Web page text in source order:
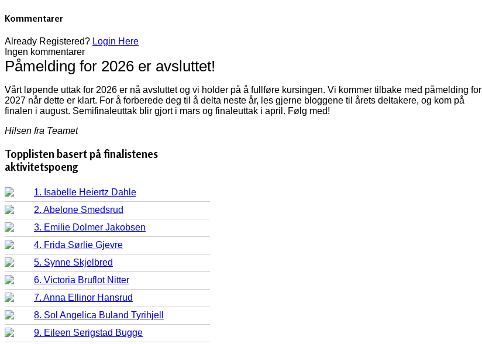
Kommentarer
Already Registered? Login Here
Ingen kommentarer
Påmelding for 2026 er avsluttet!
Vårt løpende uttak for 2026 er nå avsluttet og vi holder på å fullføre kursingen. Vi kommer tilbake med påmelding for
2027 når dette er klart. For å forberede deg til å delta neste år, les gjerne bloggene til årets deltakere, og kom på
finalen i august. Semifinaleuttak blir gjort i mars og finaleuttak i april. Følg med!
Hilsen fra Teamet
Topplisten basert på finalistenes
aktivitetspoeng
1. Isabelle Heiertz Dahle
2. Abelone Smedsrud
3. Emilie Dolmer Jakobsen
4. Frida Sørlie Gjevre
5. Synne Skjelbred
6. Victoria Bruflot Nitter
7. Anna Ellinor Hansrud
8. Sol Angelica Buland Tyrihjell
9. Eileen Serigstad Bugge